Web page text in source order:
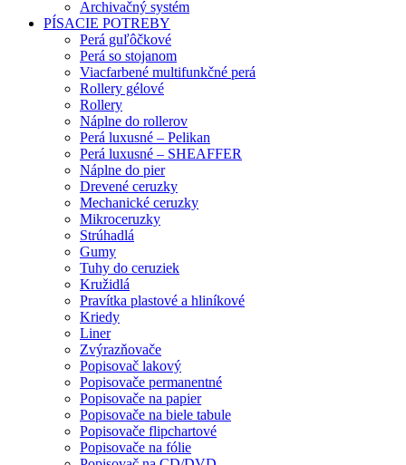
Archivačný systém
PÍSACIE POTREBY
Perá guľôčkové
Perá so stojanom
Viacfarbené multifunkčné perá
Rollery gélové
Rollery
Náplne do rollerov
Perá luxusné – Pelikan
Perá luxusné – SHEAFFER
Náplne do pier
Drevené ceruzky
Mechanické ceruzky
Mikroceruzky
Strúhadlá
Gumy
Tuhy do ceruziek
Kružidlá
Pravítka plastové a hliníkové
Kriedy
Liner
Zvýrazňovače
Popisovač lakový
Popisovače permanentné
Popisovače na papier
Popisovače na biele tabule
Popisovače flipchartové
Popisovače na fólie